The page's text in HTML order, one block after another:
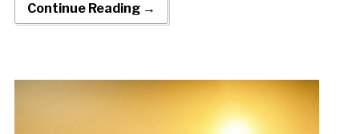
Continue Reading →